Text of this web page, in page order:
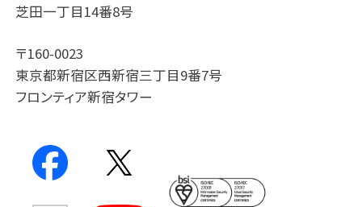
芝田一丁目14番8号
〒160-0023
東京都新宿区西新宿三丁目9番7号
フロンティア新宿タワー